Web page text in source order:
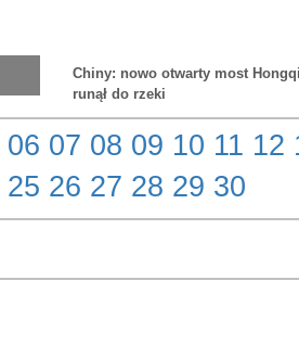
Chiny: nowo otwarty most Hongqi
runął do rzeki
06 07 08 09 10 11 12
25 26 27 28 29 30